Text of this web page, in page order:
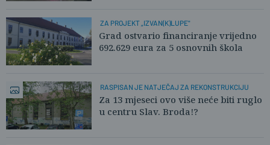
ZA PROJEKT „IZVAN(K)LUPE"
Grad ostvario financiranje vrijedno
692.629 eura za 5 osnovnih škola
RASPISAN JE NATJEČAJ ZA REKONSTRUKCIJU
Za 13 mjeseci ovo više neće biti ruglo
u centru Slav. Broda!?